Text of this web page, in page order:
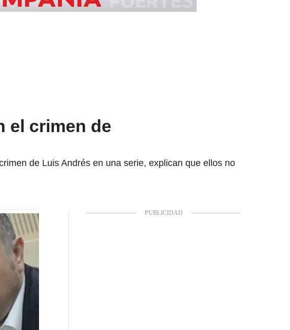
el crimen de
de Luis Andrés en una serie, explican que ellos no